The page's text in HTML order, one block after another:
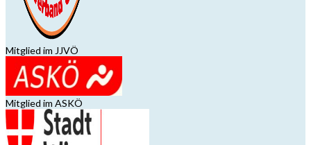
Mitglied im JJVÖ
Mitglied im ASKÖ